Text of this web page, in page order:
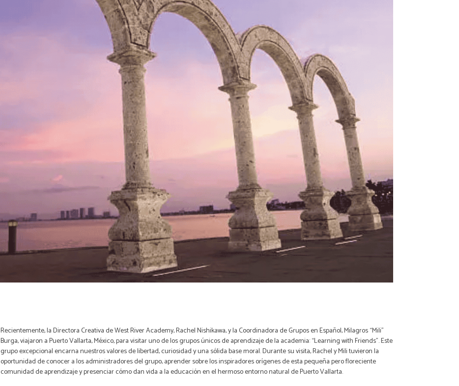
Recientemente, la Directora Creativa de West River Academy, Rachel Nishikawa, y la Coordinadora de Grupos en Español, Milagros “Mili”
Burga, viajaron a Puerto Vallarta, México, para visitar uno de los grupos únicos de aprendizaje de la academia: “Learning with Friends”. Este
grupo excepcional encarna nuestros valores de libertad, curiosidad y una sólida base moral. Durante su visita, Rachel y Mili tuvieron la
oportunidad de conocer a los administradores del grupo, aprender sobre los inspiradores orígenes de esta pequeña pero floreciente
comunidad de aprendizaje y presenciar cómo dan vida a la educación en el hermoso entorno natural de Puerto Vallarta.